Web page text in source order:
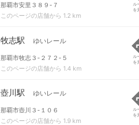
那覇市安里３８９-７
このページの店舗から 1.2 km
ル
を
牧志駅 ゆいレール
那覇市牧志３-２７２-５
このページの店舗から 1.4 km
ル
を
壺川駅 ゆいレール
那覇市壺川３-１０６
このページの店舗から 1.9 km
ル
を